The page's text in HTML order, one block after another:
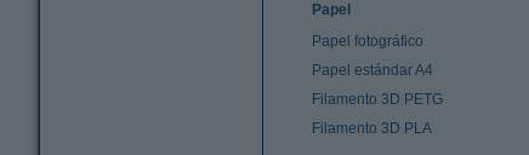
Papel
Papel fotográfico
Papel estándar A4
Filamento 3D PETG
Filamento 3D PLA